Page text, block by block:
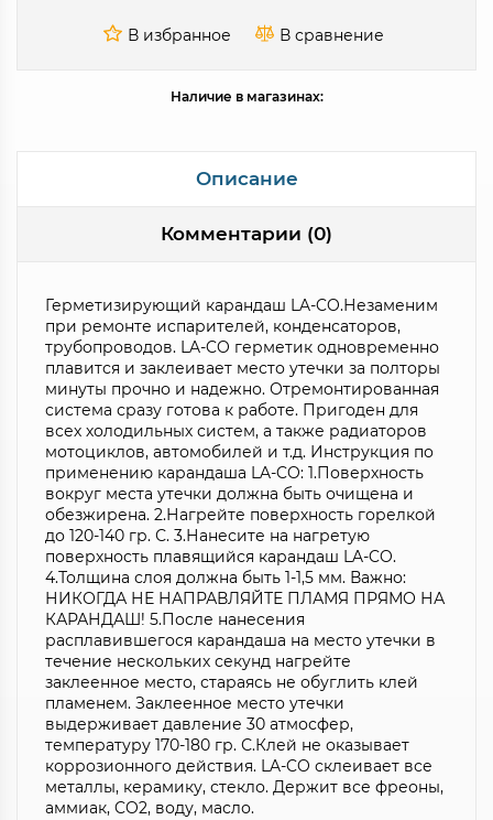
Наличие в магазинах:
Описание
Комментарии (0)
Герметизирующий карандаш LA-CO.Незаменим
при ремонте испарителей, конденсаторов,
трубопроводов. LA-CO герметик одновременно
плавится и заклеивает место утечки за полторы
минуты прочно и надежно. Отремонтированная
система сразу готова к работе. Пригоден для
всех холодильных систем, а также радиаторов
мотоциклов, автомобилей и т.д. Инструкция по
применению карандаша LA-CO: 1.Поверхность
вокруг места утечки должна быть очищена и
обезжирена. 2.Нагрейте поверхность горелкой
до 120-140 гр. С. 3.Нанесите на нагретую
поверхность плавящийся карандаш LA-CO.
4.Толщина слоя должна быть 1-1,5 мм. Важно:
НИКОГДА НЕ НАПРАВЛЯЙТЕ ПЛАМЯ ПРЯМО НА
КАРАНДАШ! 5.После нанесения
расплавившегося карандаша на место утечки в
течение нескольких секунд нагрейте
заклеенное место, стараясь не обуглить клей
пламенем. Заклеенное место утечки
выдерживает давление 30 атмосфер,
температуру 170-180 гр. С.Клей не оказывает
коррозионного действия. LA-CO склеивает все
металлы, керамику, стекло. Держит все фреоны,
аммиак, CO2, воду, масло.